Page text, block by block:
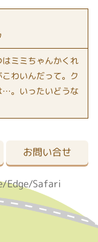
ミミちゃんかくれ
わいんだって。ク
…。いったいどうな
お問い合せ
Edge/Safari